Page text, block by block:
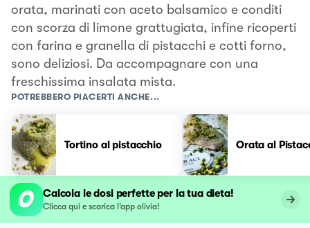
orata, marinati con aceto balsamico e conditi
con scorza di limone grattugiata, infine ricoperti
con farina e granella di pistacchi e cotti forno,
sono deliziosi. Da accompagnare con una
freschissima insalata mista.
POTREBBERO PIACERTI ANCHE...
Tortino al pistacchio Orata al
Calcola le dosi perfette per la tua dieta!
Clicca qui e scarica l’app olivia!